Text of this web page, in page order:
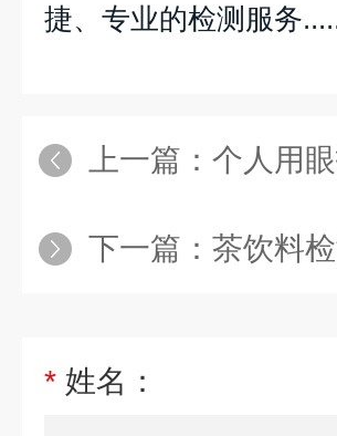
捷、专业的检测服务
上一篇： 个人用
下一篇： 茶饮料
* 姓名：